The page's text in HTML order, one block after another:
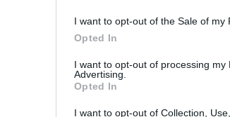
I want to opt-out of the Sale of my
Opted In
I want to opt-out of processing my
Advertising.
Opted In
I want to opt-out of Collection,